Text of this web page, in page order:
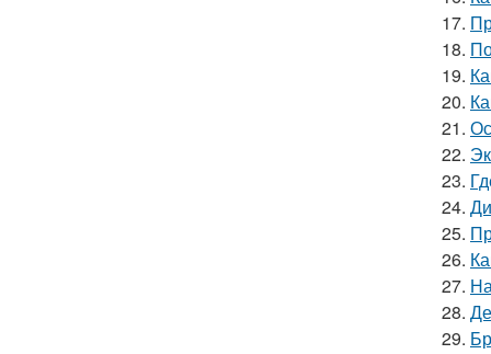
17.
18.
19.
20.
21.
22.
23.
24.
25.
26.
27.
28.
29.